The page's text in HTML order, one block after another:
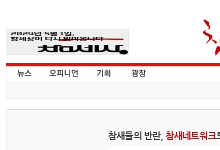
참새들의 반란, 참새네트워크